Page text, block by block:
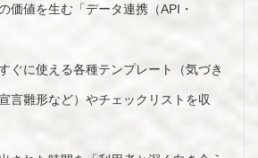
価値を生む「データ連携（API・
ぐに使える各種テンプレート（気づき
言雛形など）やチェックリストを収